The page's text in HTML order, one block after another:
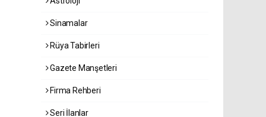
Sinamalar
Rüya Tabirleri
Gazete Manşetleri
Firma Rehberi
Seri İlanlar